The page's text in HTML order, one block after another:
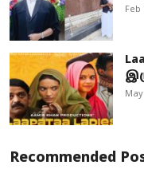
Feb
Recommended